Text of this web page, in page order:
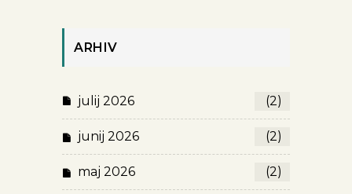
ARHIV
julij 2026 (2)
junij 2026 (2)
maj 2026 (2)